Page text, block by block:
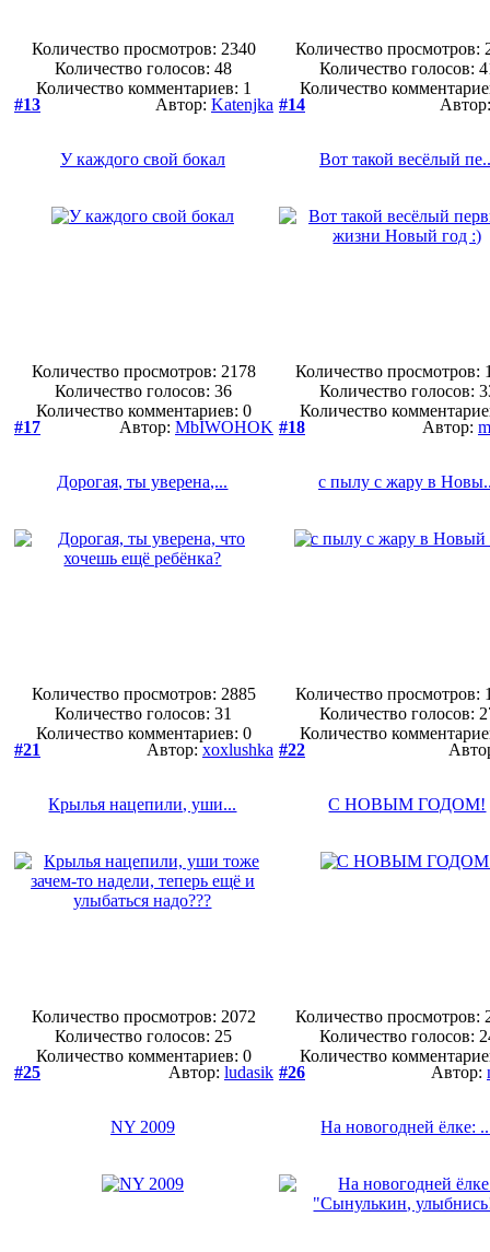
Количество просмотров: 2340
Количество голосов:48
Количество комментариев: 1
Количество просмотров:
Количество голосов:
Количество
#13
Автор: Katenjka
У каждого свой бокал
Количество просмотров: 2178
Количество голосов:36
Количество комментариев: 0
#14
Вот такой весёлый
Количество просмотров:
Количество голосов:
Количество
#17
Автор: MbIWOHOK
Дорогая, ты уверена,...
Количество просмотров: 2885
Количество голосов:31
Количество комментариев: 0
#18 Автор:
с пылу с жару в
Количество просмотров:
Количество голосов:
Количество
#21
Автор: xoxlushka
Крылья нацепили, уши...
Количество просмотров: 2072
Количество голосов: 25
Количество комментариев: 0
#22
С НОВЫМ ГОДОМ!
Количество просмотров:
Количество голосов:
Количество
#25
Автор: ludasik
NY 2009
#26 Автор:
На новогодней ёлке: